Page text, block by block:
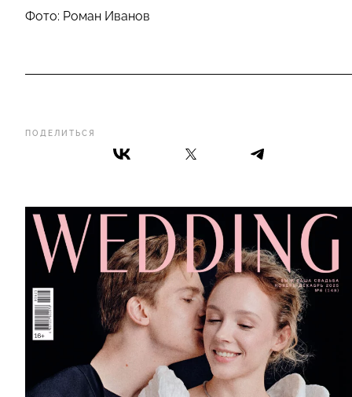
ПОДЕЛИТЬСЯ
Фото: Роман Иванов